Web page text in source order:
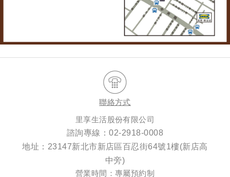
聯絡方式
里享生活股份有限公司
諮詢專線：02-2918-0008
地址：23147新北市新店區百忍街64號1樓(新店高
中旁)
營業時間：專屬預約制